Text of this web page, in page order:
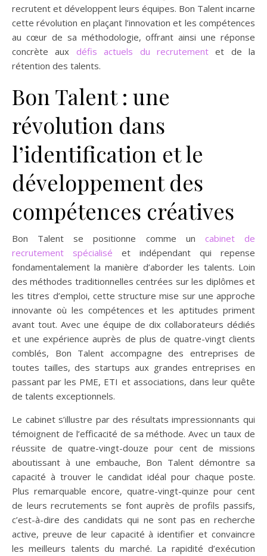
recrutent et développent leurs équipes. Bon Talent incarne
cette révolution en plaçant l’innovation et les compétences
au cœur de sa méthodologie, offrant ainsi une réponse
concrète aux défis actuels du recrutementet de la
rétention des talents.
Bon Talent : une
révolution dans
l’identification et le
développement des
compétences créatives
Bon Talent se positionne comme un cabinet de
recrutement spécialisé et indépendant qui repense
fondamentalement la manière d’aborder les talents. Loin
des méthodes traditionnelles centrées sur les diplômes et
les titres d’emploi, cette structure mise sur une approche
innovante où les compétences et les aptitudes priment
avant tout. Avec une équipe de dix collaborateurs dédiés
et une expérience auprès de plus de quatre-vingt clients
comblés, Bon Talent accompagne des entreprises de
toutes tailles, des startups aux grandes entreprises en
passant par les PME, ETI et associations, dans leur quête
de talents exceptionnels.
Le cabinet s’illustre par des résultats impressionnants qui
témoignent de l’efficacité de sa méthode. Avec un taux de
réussite de quatre-vingt-douze pour cent de missions
aboutissant à une embauche, Bon Talent démontre sa
capacité à trouver le candidat idéal pour chaque poste.
Plus remarquable encore, quatre-vingt-quinze pour cent
de leurs recrutements se font auprès de profils passifs,
c’est-à-dire des candidats qui ne sont pas en recherche
active, preuve de leur capacité à identifier et convaincre
les meilleurs talents du marché. La rapidité d’exécution